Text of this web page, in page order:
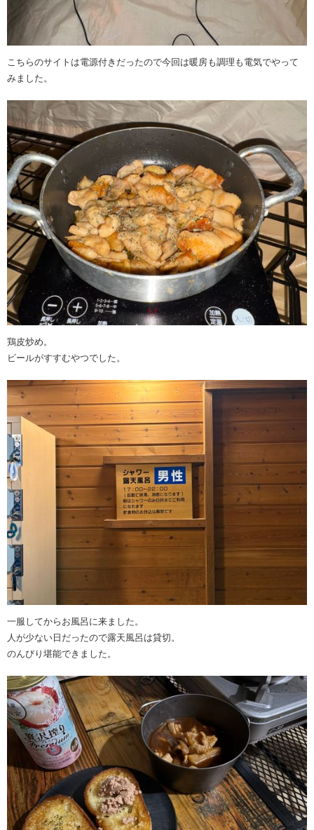
こちらのサイトは電源付きだったので今回は暖房も調理も電気でやって
みました。
鶏皮炒め。
ビールがすすむやつでした。
一服してからお風呂に来ました。
人が少ない日だったので露天風呂は貸切。
のんびり堪能できました。